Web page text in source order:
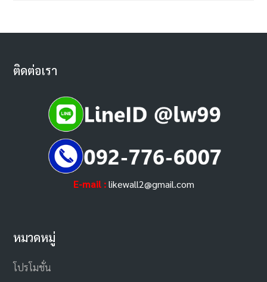
ติดต่อเรา
E-mail : likewall2@gmail.com
หมวดหมู่
โปรโมชั่น